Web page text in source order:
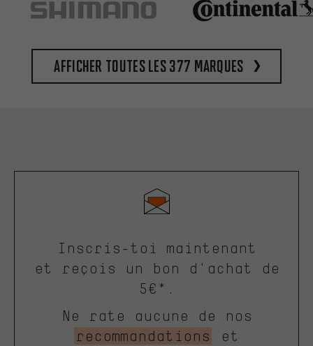
Afficher toutes les 377 marques
Inscris-toi maintenant
et reçois un bon d'achat de
5€*.
Ne rate aucune de nos
recommandations
et